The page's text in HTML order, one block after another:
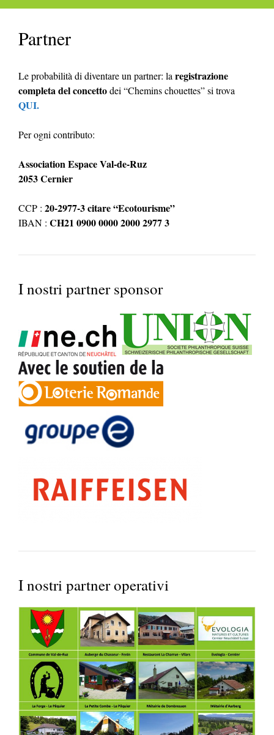
Partner
Le probabilità di diventare un partner: la registrazione
completa del concettodei “Chemins chouettes” si trova
QUI.
Per ogni contributo:
Association Espace Val-de-Ruz
2053 Cernier
CCP : 20-2977-3 citare “Ecotourisme”
IBAN : CH21 0900 0000 2000 2977 3
I nostri partner sponsor
I nostri partner operativi